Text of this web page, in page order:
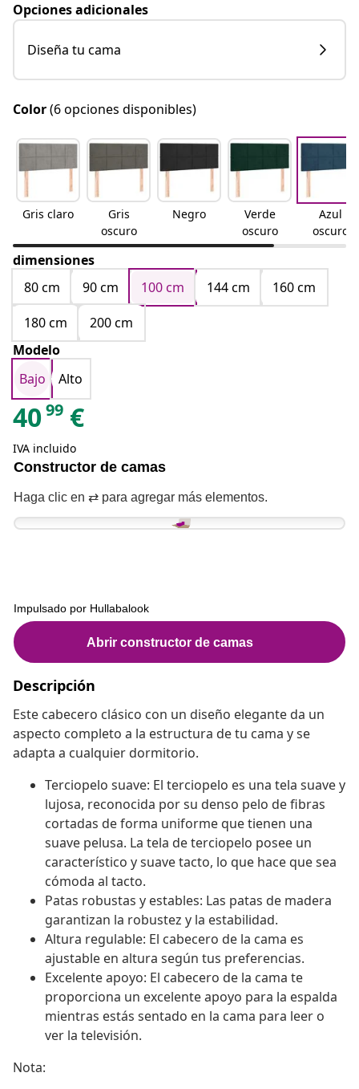
Opciones adicionales
Diseña tu cama
Color(6 opciones disponibles)
Gris claro
Gris
oscuro
Negro
Verde
oscuro
Azul
oscuro
dimensiones
80 cm
90 cm 100 cm 144 cm
160 cm
180 cm
200 cm
Modelo
Bajo
Alto
4099 €
IVA incluido
Descripción
Este cabecero clásico con un diseño elegante da un
aspecto completo a la estructura de tu cama y se
adapta a cualquier dormitorio.
Terciopelo suave: El terciopelo es una tela suave y
lujosa, reconocida por su denso pelo de fibras
cortadas de forma uniforme que tienen una
suave pelusa. La tela de terciopelo posee un
característico y suave tacto, lo que hace que sea
cómoda al tacto.
Patas robustas y estables: Las patas de madera
garantizan la robustez y la estabilidad.
Altura regulable: El cabecero de la cama es
ajustable en altura según tus preferencias.
Excelente apoyo: El cabecero de la cama te
proporciona un excelente apoyo para la espalda
mientras estás sentado en la cama para leer o
ver la televisión.
Nota: